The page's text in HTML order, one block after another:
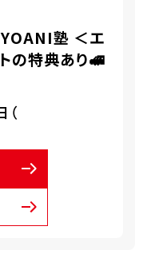
YOANI塾 ＜エ
の特典あり🚅